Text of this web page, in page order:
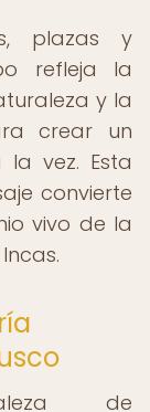
plazas y
refleja la
y la
crear un
vez. Esta
convierte
vivo de la
de